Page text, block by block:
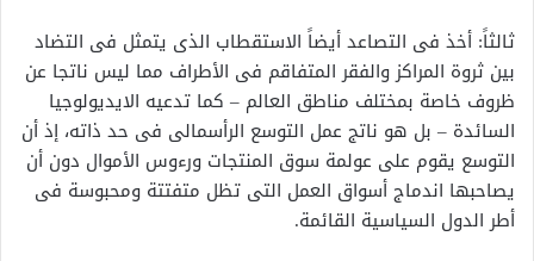
ثالثاً: أخذ فى التصاعد أيضاً الاستقطاب الذى يتمثل فى التضاد
بين ثروة المراكز والفقر المتفاقم فى الأطراف مما ليس ناتجا عن
ظروف خاصة بمختلف مناطق العالم – كما تدعيه الايديولوجيا
السائدة – بل هو ناتج عمل التوسع الرأسمالى فى حد ذاته، إذ أن
التوسع يقوم على عولمة سوق المنتجات ورءوس الأموال دون أن
يصاحبها اندماج أسواق العمل التى تظل متفتتة ومحبوسة فى
أطر الدول السياسية القائمة.